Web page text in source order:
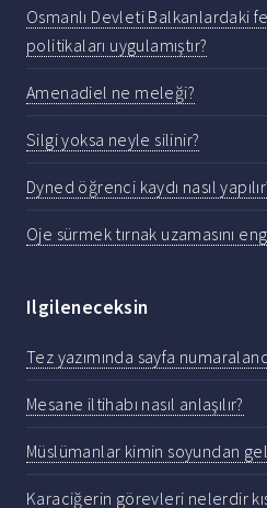
Osmanlı Devleti Balkanlardaki
politikaları uygulamıştır?
Amenadiel ne meleği?
Silgi yoksa neyle silinir?
Dyned öğrenci kaydı nasıl
Oje sürmek tırnak uzamasını
Ilgileneceksin
Tez yazımında sayfa
Mesane iltihabı nasıl anlaşılır?
Müslümanlar kimin soyundan
Karaciğerin görevleri nelerdir